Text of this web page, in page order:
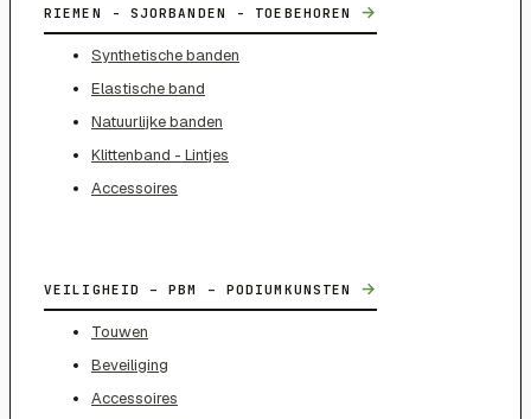
RIEMEN - SJORBANDEN - TOEBEHOREN →
Synthetische banden
Elastische band
Natuurlijke banden
Klittenband - Lintjes
Accessoires
VEILIGHEID – PBM – PODIUMKUNSTEN →
Touwen
Beveiliging
Accessoires